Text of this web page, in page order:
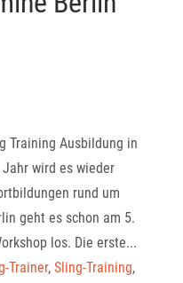
Training Ausbildung in
wird es wieder
rund um
geht es schon am 5.
los. Die erste...
Trainer, Sling-Training,